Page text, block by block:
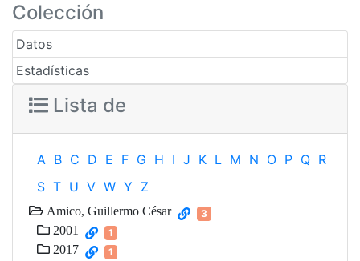
Colección
Datos
Estadísticas
Lista de
A B C D E F G H I J K L M N O P Q R
S T U V W Y Z
Amico, Guillermo César 3
2001 1
2017 1